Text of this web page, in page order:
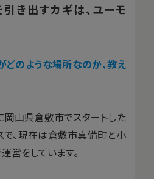
き出すカギは、ユーモ
のような場所なのか、教え
山県倉敷市でスタートした
、現在は倉敷市真備町と小
営をしています。